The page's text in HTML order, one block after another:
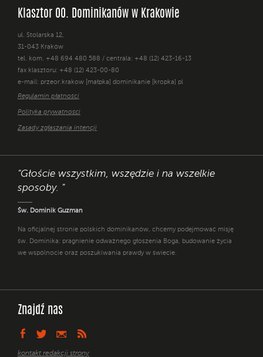
Klasztor OO. Dominikanów w Krakowie
ul. Stolarska 12,
31-043 Kraków
tel. kom. +48 694 480 588 / centrala: +48 (12) 423-16-13
fax klasztoru: +48 (12) 423-00-80
e-mail: przeor.krakow [małpka] dominikanie [kropka] pl
Regulamin płatności
Polityka prywatności
Zasady zgłaszania intencji
"Głoście wszystkim, wszędzie i na wszelkie
sposoby. "
Św. Dominik Guzman
Na oficjalnej stronie polskich dominikanów, chcemy podejmować misję
św. Dominika: pragnienie odważnego głoszenia Boga, budowanie życia
we wspólnocie oraz poszukiwania prawdy w świecie.
Znajdź nas
kontakt redakcji strony